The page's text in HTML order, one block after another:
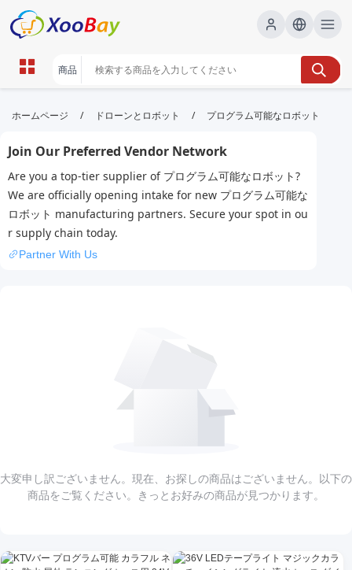
プログラム可能なロボット | XOOBAY
プログラム可能なロボット,ロボット開発,自動化,AI,教
育用ロボット, wholesale プログラム可能なロボット,
XOOBAY
プログラム可能なロボットの活用法を紹介。教育・産業・家庭での自動
化と学習支援を支える技術と導入のポイントを解説します。
ホームページ / ドローンとロボット / プログラム可能なロボット
Join Our Preferred Vendor Network
Are you a top-tier supplier of プログラム可能なロボット?
We are officially opening intake for new プログラム可能な
ロボット manufacturing partners. Secure your spot in ou
r supply chain today.
Partner With Us
大変申し訳ございません。現在、お探しの商品はございません。以下の
商品をご覧ください。きっとお好みの商品が見つかります。